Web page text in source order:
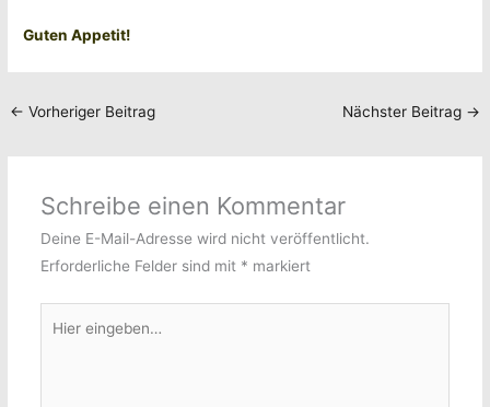
Guten Appetit!
← Vorheriger Beitrag Nächster Beitrag →
Schreibe einen Kommentar
Deine E-Mail-Adresse wird nicht veröffentlicht.
Erforderliche Felder sind mit * markiert
eingeben…